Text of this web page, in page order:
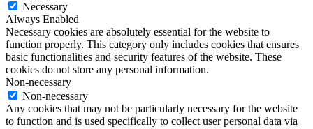
Necessary
Always Enabled
Necessary cookies are absolutely essential for the website to
function properly. This category only includes cookies that ensures
basic functionalities and security features of the website. These
cookies do not store any personal information.
Non-necessary
Non-necessary
Any cookies that may not be particularly necessary for the website
to function and is used specifically to collect user personal data via